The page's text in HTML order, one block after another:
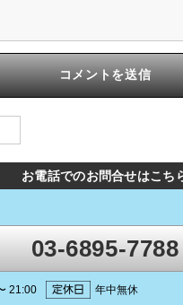
お電話でのお問合せはこち
03-6895-7788
21:00 年中無休